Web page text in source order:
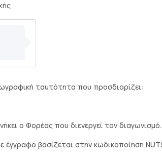
ταυτότητα που προσδιορίζει:
ο Φορέας που διενεργεί τον διαγωνισμό.
βασίζεται στην κωδικοποίηση